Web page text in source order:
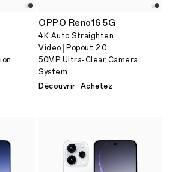
OPPO Reno16 5G
4K Auto Straighten
Video│Popout 2.0
50MP Ultra-Clear Camera
System
Achetez
Découvrir